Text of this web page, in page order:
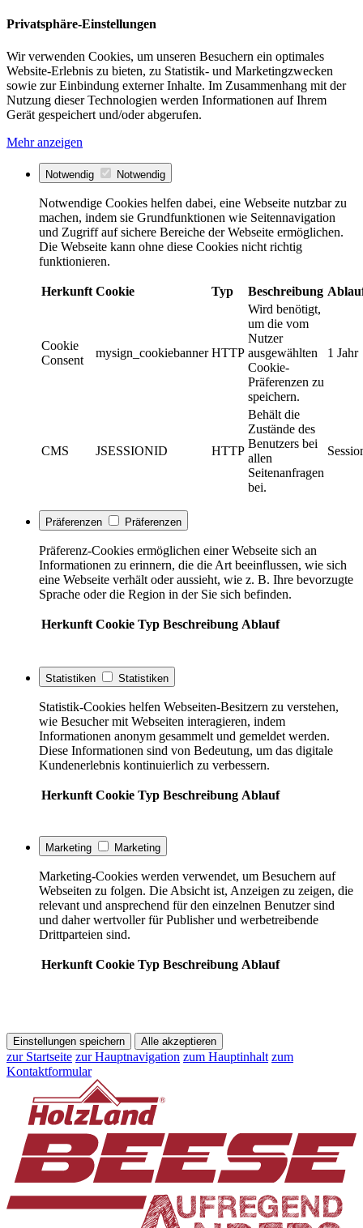
Privatsphäre-Einstellungen
Wir verwenden Cookies, um unseren Besuchern ein optimales
Website-Erlebnis zu bieten, zu Statistik- und Marketingzwecken
sowie zur Einbindung externer Inhalte. Im Zusammenhang mit der
Nutzung dieser Technologien werden Informationen auf Ihrem
Gerät gespeichert und/oder abgerufen.
Mehr anzeigen
Notwendig Notwendig
Notwendige Cookies helfen dabei, eine Webseite nutzbar zu
machen, indem sie Grundfunktionen wie Seitennavigation
und Zugriff auf sichere Bereiche der Webseite ermöglichen.
Die Webseite kann ohne diese Cookies nicht richtig
funktionieren.
Herkunft Cookie Typ Beschreibung
Cookie
Consent
mysign_cookiebanner HTTP
Wird benötigt,
um die vom
Nutzer
ausgewählten
Cookie-
Präferenzen zu
speichern.
1 Jahr
CMS JSESSIONID HTTP
Behält die
Zustände des
Benutzers bei
allen
Seitenanfragen
bei.
Präferenzen Präferenzen
Präferenz-Cookies ermöglichen einer Webseite sich an
Informationen zu erinnern, die die Art beeinflussen, wie sich
eine Webseite verhält oder aussieht, wie z. B. Ihre bevorzugte
Sprache oder die Region in der Sie sich befinden.
Herkunft Cookie Typ Beschreibung Ablauf
Statistiken Statistiken
Statistik-Cookies helfen Webseiten-Besitzern zu verstehen,
wie Besucher mit Webseiten interagieren, indem
Informationen anonym gesammelt und gemeldet werden.
Diese Informationen sind von Bedeutung, um das digitale
Kundenerlebnis kontinuierlich zu verbessern.
Herkunft Cookie Typ Beschreibung Ablauf
Marketing Marketing
Marketing-Cookies werden verwendet, um Besuchern auf
Webseiten zu folgen. Die Absicht ist, Anzeigen zu zeigen, die
relevant und ansprechend für den einzelnen Benutzer sind
und daher wertvoller für Publisher und werbetreibende
Drittparteien sind.
Herkunft Cookie Typ Beschreibung Ablauf
Einstellungen speichern Alle akzeptieren
zur Startseite zur Hauptnavigation zum Hauptinhalt zum
Kontaktformular